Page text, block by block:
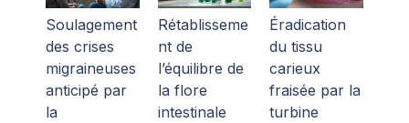
Soulagement
des crises
migraineuses
anticipé par
la
Rétablisseme
nt de
l’équilibre de
la flore
intestinale
Éradication
du tissu
carieux
fraisée par la
turbine